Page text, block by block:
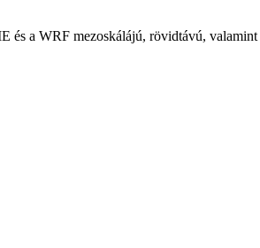
és a WRF mezoskálájú, rövidtávú,